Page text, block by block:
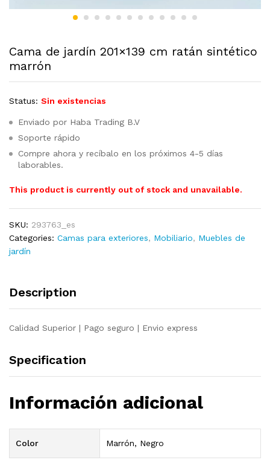
Cama de jardín 201×139 cm ratán sintético
marrón
Status: Sin existencias
Enviado por Haba Trading B.V
Soporte rápido
Compre ahora y recíbalo en los próximos 4-5 días
laborables.
This product is currently out of stock and unavailable.
SKU: 293763_es
Categories: Camas para exteriores, Mobiliario, Muebles de
jardín
Description
Calidad Superior | Pago seguro | Envio express
Specification
Información adicional
Color Marrón, Negro